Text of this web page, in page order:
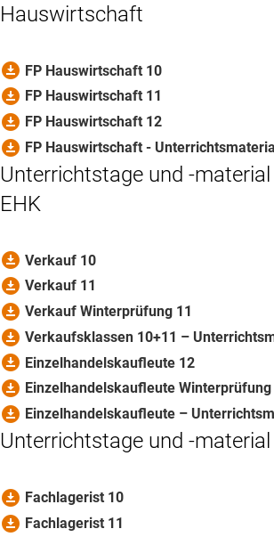
Hauswirtschaft
download_for_offline FP Hauswirtschaft 10
download_for_offline FP Hauswirtschaft 11
download_for_offline FP Hauswirtschaft 12
download_for_offline FP Hauswirtschaft -
Unterrichtstage und -
EHK
download_for_offline Verkauf 10
download_for_offline Verkauf 11
download_for_offline Verkauf Winterprüfung 11
download_for_offline Verkaufsklassen 10+11 –
download_for_offline Einzelhandelskaufleute 12
download_for_offline Einzelhandelskaufleute Winterprüfung
download_for_offline Einzelhandelskaufleute –
Unterrichtstage und -
download_for_offline Fachlagerist 10
download_for_offline Fachlagerist 11